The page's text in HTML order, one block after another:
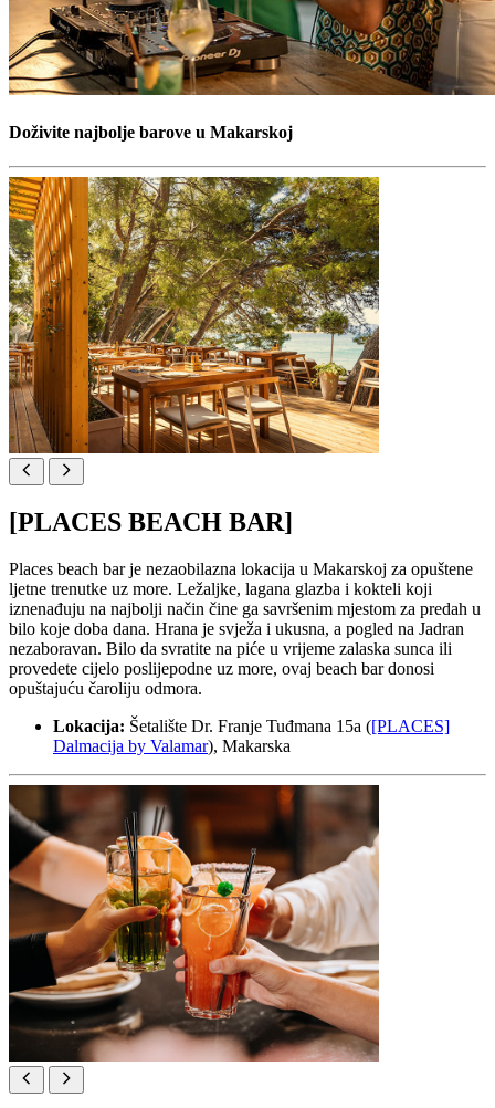
Doživite najbolje barove u Makarskoj
[PLACES BEACH BAR]
Places beach bar je nezaobilazna lokacija u Makarskoj za opuštene
ljetne trenutke uz more. Ležaljke, lagana glazba i kokteli koji
iznenađuju na najbolji način čine ga savršenim mjestom za predah u
bilo koje doba dana. Hrana je svježa i ukusna, a pogled na Jadran
nezaboravan. Bilo da svratite na piće u vrijeme zalaska sunca ili
provedete cijelo poslijepodne uz more, ovaj beach bar donosi
opuštajuću čaroliju odmora.
Lokacija: Šetalište Dr. Franje Tuđmana 15a ([PLACES]
Dalmacija by Valamar), Makarska